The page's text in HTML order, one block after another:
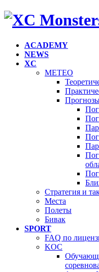
ACADEMY
NEWS
XC
METEO
Стратегия и
Места
Полеты
Бивак
SPORT
FAQ по
KOC